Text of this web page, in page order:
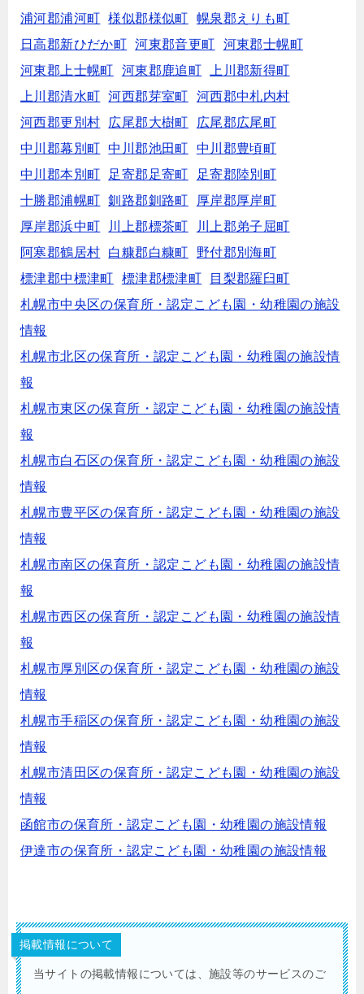
浦河郡浦河町
様似郡様似町
幌泉郡えりも町
日高郡新ひだか町
河東郡音更町
河東郡士幌町
河東郡上士幌町
河東郡鹿追町
上川郡新得町
上川郡清水町
河西郡芽室町
河西郡中札内村
河西郡更別村
広尾郡大樹町
広尾郡広尾町
中川郡幕別町
中川郡池田町
中川郡豊頃町
中川郡本別町
足寄郡足寄町
足寄郡陸別町
十勝郡浦幌町
釧路郡釧路町
厚岸郡厚岸町
厚岸郡浜中町
川上郡標茶町
川上郡弟子屈町
阿寒郡鶴居村
白糠郡白糠町
野付郡別海町
標津郡中標津町
標津郡標津町
目梨郡羅臼町
札幌市中央区の保育所・認定こども園・幼稚園の施設
情報
札幌市北区の保育所・認定こども園・幼稚園の施設情
報
札幌市東区の保育所・認定こども園・幼稚園の施設情
報
札幌市白石区の保育所・認定こども園・幼稚園の施設
情報
札幌市豊平区の保育所・認定こども園・幼稚園の施設
情報
札幌市南区の保育所・認定こども園・幼稚園の施設情
報
札幌市西区の保育所・認定こども園・幼稚園の施設情
報
札幌市厚別区の保育所・認定こども園・幼稚園の施設
情報
札幌市手稲区の保育所・認定こども園・幼稚園の施設
情報
札幌市清田区の保育所・認定こども園・幼稚園の施設
情報
函館市の保育所・認定こども園・幼稚園の施設情報
伊達市の保育所・認定こども園・幼稚園の施設情報
掲載情報について
当サイトの掲載情報については、施設等のサービスのご